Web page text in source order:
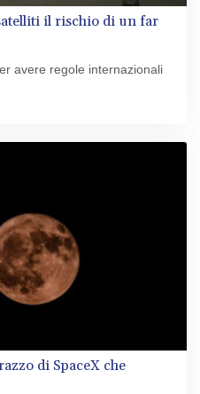
il rischio di un far
avere regole internazionali
di SpaceX che